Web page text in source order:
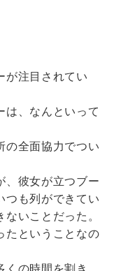
が注目されてい
は、なんといって
の全面協力でつい
、彼女が立つブー
つも列ができてい
いことだった。
たということなの
の時間を割き、